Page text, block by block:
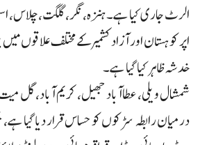
الرٹ جاری کیا ہے۔ ہنزہ، نگر، گلگت، چلاس،
اپر کوہستان اور آزاد کشمیر کے مختلف علاقوں
خدشہ ظاہر کیا گیا ہے۔
شمشال ویلی، عطاآباد جھیل، کریم آباد، گل
درمیان رابطہ سڑکوں کو حساس قرار دیا گیا ہے،